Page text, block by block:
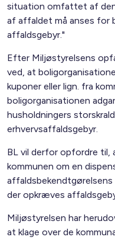
situation omfattet af
af affaldet må anses for
affaldsgebyr."
Efter Miljøstyrelsens
ved, at
kuponer eller lign. fra
boligorganisationen
husholdningers
erhvervsaffaldsgebyr.
BL vil derfor opfordre til,
kommunen om en
affaldsbekendtgørelsens
der opkræves
Miljøstyrelsen har
at klage over de